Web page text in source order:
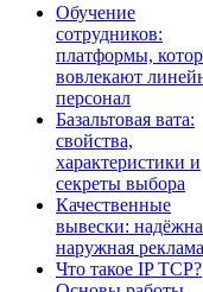
Обучение
сотрудников:
платформы,
вовлекают
персонал
Базальтовая вата:
свойства,
характеристики и
секреты выбора
Качественные
вывески:
наружная реклама
Что такое IP TCP?